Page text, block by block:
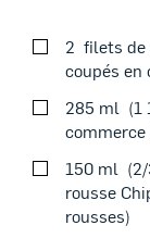
2 filets de
coupés en
285 ml
1
150 ml
rousse
rousses)
Verser la